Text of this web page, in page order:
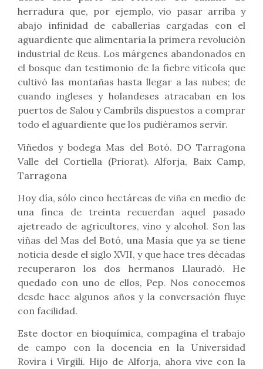
herradura que, por ejemplo, vio pasar arriba y
abajo infinidad de caballerías cargadas con el
aguardiente que alimentaría la primera revolución
industrial de Reus. Los márgenes abandonados en
el bosque dan testimonio de la fiebre vitícola que
cultivó las montañas hasta llegar a las nubes; de
cuando ingleses y holandeses atracaban en los
puertos de Salou y Cambrils dispuestos a comprar
todo el aguardiente que los pudiéramos servir.
Viñedos y bodega Mas del Botó. DO Tarragona
Valle del Cortiella (Priorat). Alforja, Baix Camp,
Tarragona
Hoy día, sólo cinco hectáreas de viña en medio de
una finca de treinta recuerdan aquel pasado
ajetreado de agricultores, vino y alcohol. Son las
viñas del Mas del Botó, una Masía que ya se tiene
noticia desde el siglo XVII, y que hace tres décadas
recuperaron los dos hermanos Llauradó. He
quedado con uno de ellos, Pep. Nos conocemos
desde hace algunos años y la conversación fluye
con facilidad.
Este doctor en bioquímica, compagina el trabajo
de campo con la docencia en la Universidad
Rovira i Virgili. Hijo de Alforja, ahora vive con la